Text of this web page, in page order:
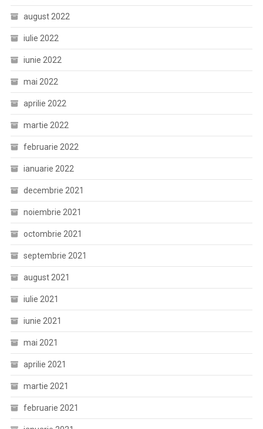
august 2022
iulie 2022
iunie 2022
mai 2022
aprilie 2022
martie 2022
februarie 2022
ianuarie 2022
decembrie 2021
noiembrie 2021
octombrie 2021
septembrie 2021
august 2021
iulie 2021
iunie 2021
mai 2021
aprilie 2021
martie 2021
februarie 2021